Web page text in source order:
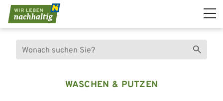
Navigation überspringen
Suche Suchen
WASCHEN & PUTZEN